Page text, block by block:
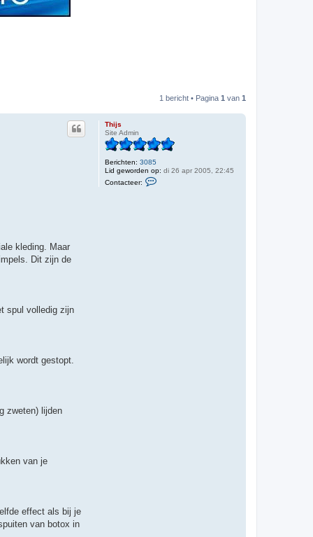
1 bericht • Pagina 1 van 1
Thijs
Site Admin
Berichten: 3085
Lid geworden op: di 26 apr 2005, 22:45
Contacteer:
kleding. Maar
Dit zijn de
spul volledig zijn
wordt gestopt.
zweten) lijden
van je
effect als bij je
van botox in